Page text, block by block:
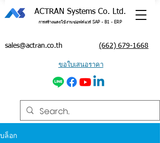
ACTRAN Systems Co. Ltd.
การสร้างและใช้งานซอฟต์แวร์ SAP - B1 - ERP
sales@actran.co.th (662) 679-1668
ขอใบเสนอราคา
บล็อก